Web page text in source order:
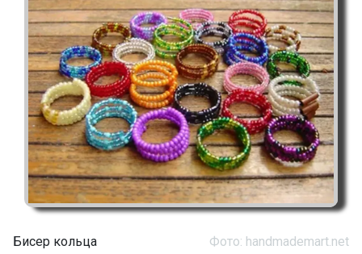
Бисер кольца Фото: handmademart.net